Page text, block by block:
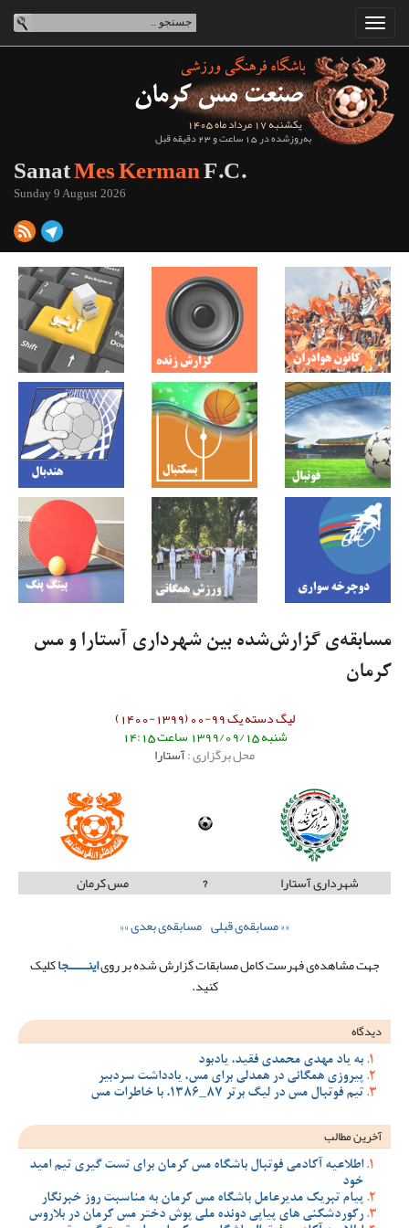
یکشنبه 17 مرداد ماه 1405
به‌روزشده در 15 ساعت و 23 دقیقه قبل
SanatMes KermanF.C.
Sunday 9 August 2026
مسابقه‌ی گزارش‌شده بین شهرداری آستارا و مس
کرمان
لیگ دسته یک 99-00 (1399-1400)
شنبه 1399/09/15 ساعت 14:15
محل برگزاری :آستارا
شهرداری آستارا ?
مس کرمان
«« مسابقه‌ی قبلی مسابقه‌ی بعدی »»
جهت مشاهده‌ی فهرست کامل مسابقات گزارش شده بر رویاینـــــــجاکلیک
کنید.
دیدگاه
به یاد مهدی محمدی فقید، یادبود
پیروزی همگانی در همدلی برای مس، یادداشت سردبیر
تیم فوتبال مس در لیگ برتر 87_1386، با خاطرات مس
آخرین مطالب
اطلاعیه آکادمی فوتبال باشگاه مس کرمان برای تست گیری تیم امید
خود
پیام تبریک مدیرعامل باشگاه مس کرمان به مناسبت روز خبرنگار
رکوردشکنی های پیاپی دونده ملی پوش دختر مس کرمان در بلاروس